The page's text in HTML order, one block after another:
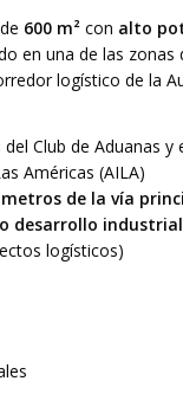
600 m² con alto
en una de las zonas
logístico de la
Club de Aduanas y
Américas (AILA)
metros de la vía
desarrollo industrial
logísticos)